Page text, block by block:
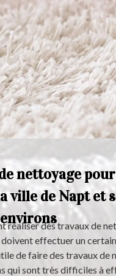
nettoyage
ville de Napt et
environs
réaliser des travaux de
effectuer un
de faire des travaux de
qui sont très difficiles à